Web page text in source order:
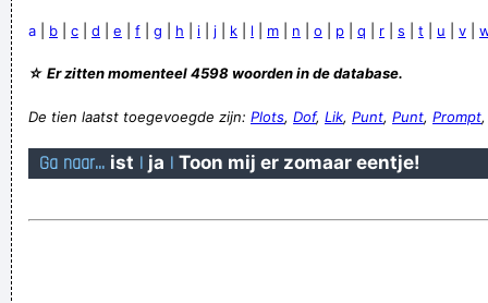
a b c d e f g h i j k l m n o p q r s t u v
☆ Er zitten momenteel 4598 woorden in de database.
De tien laatst toegevoegde zijn: Plots, Dof, Lik, Punt, Punt, Prompt
Ga naar... ist | ja | Toon mij er zomaar eentje!